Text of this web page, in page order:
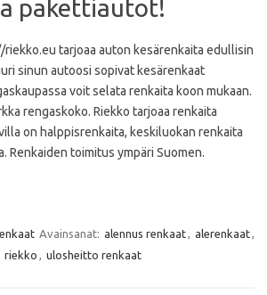
pakettiautot!
tarjoaa auton kesärenkaita edullisin
sinun autoosi sopivat kesärenkaat
voit selata renkaita koon mukaan.
rengaskoko. Riekko tarjoaa renkaita
on halppisrenkaita, keskiluokan renkaita
Renkaiden toimitus ympäri Suomen.
Avainsanat: alennus renkaat alerenkaat
riekko ulosheitto renkaat